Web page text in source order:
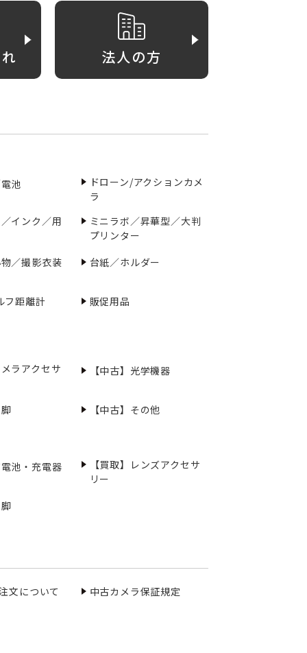
法人の方
池
ドローン/アクションカメ
ラ
インク／用
ミニラボ／昇華型／大判
プリンター
／撮影衣装
台紙／ホルダー
フ距離計 販促用品
ラアクセサ 【中古】光学機器
【中古】その他
池・充電器
【買取】レンズアクセサ
リー
文について 中古カメラ保証規定